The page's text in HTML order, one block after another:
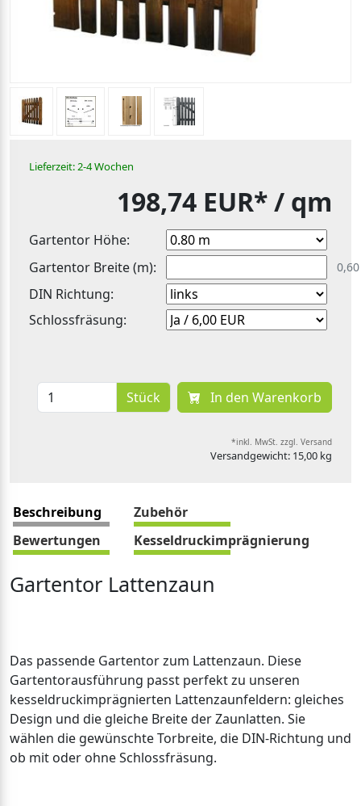
Lieferzeit: 2-4 Wochen
198,74 EUR*/ qm
Gartentor Höhe:
Gartentor Breite (m):
DIN Richtung:
Schlossfräsung:
Stück In den Warenkorb
*inkl. MwSt. zzgl. Versand
Versandgewicht: 15,00 kg
Beschreibung
Zubehör
Bewertungen
Kesseldruckimprägnierung
Gartentor Lattenzaun
Das passende Gartentor zum Lattenzaun. Diese
Gartentorausführung passt perfekt zu unseren
kesseldruckimprägnierten Lattenzaunfeldern: gleiches
Design und die gleiche Breite der Zaunlatten. Sie
wählen die gewünschte Torbreite, die DIN-Richtung und
ob mit oder ohne Schlossfräsung.